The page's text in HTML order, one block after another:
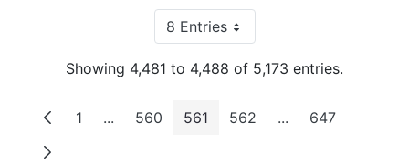
8 EntriesPer Page
Showing 4,481 to 4,488 of 5,173 entries.
Page
1 ...Intermediate Pages
Page
560 Page
561 Page
562 ...Intermediate
Page
647